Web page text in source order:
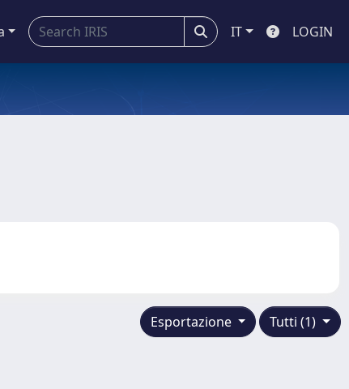
IT LOGIN
Tutti (1)
Esportazione